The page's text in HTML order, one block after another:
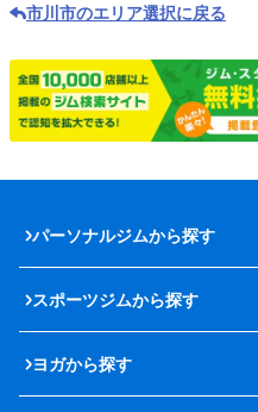
市川市のエリア選択に戻る
パーソナルジムから探す
スポーツジムから探す
ヨガから探す